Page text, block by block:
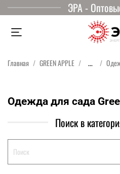
ЭРА -
Главная GREEN APPLE ...
Одежда для сада
Поиск в